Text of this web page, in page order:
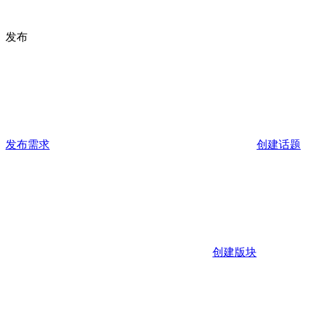
发布
发布需求 创建话题
创建版块